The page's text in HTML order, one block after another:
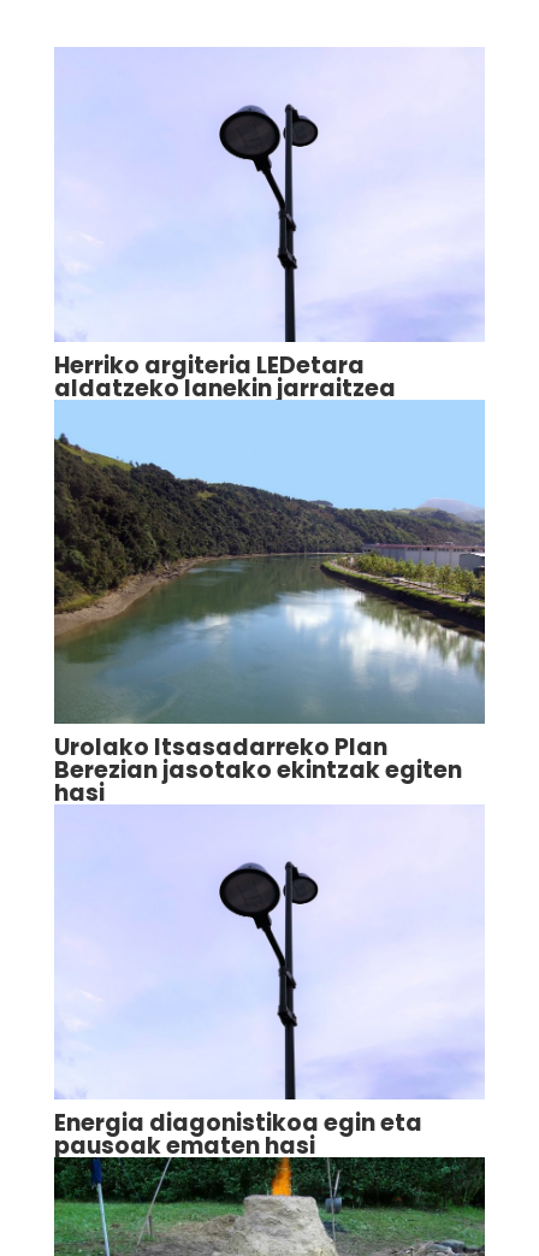
Herriko argiteria LEDetara
aldatzeko lanekin jarraitzea
Urolako Itsasadarreko Plan
Berezian jasotako ekintzak egiten
hasi
Energia diagonistikoa egin eta
pausoak ematen hasi